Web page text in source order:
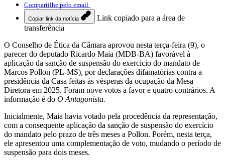
Compartilhe pelo email
Copiar link da notícia
Link copiado para a área de
transferência
O Conselho de Ética da Câmara aprovou nesta terça-feira (9), o
parecer do deputado Ricardo Maia (MDB-BA) favorável à
aplicação da sanção de suspensão do exercício do mandato de
Marcos Pollon (PL-MS), por declarações difamatórias contra a
presidência da Casa feitas às vésperas da ocupação da Mesa
Diretora em 2025. Foram nove votos a favor e quatro contrários. A
informação é do O Antagonista.
Inicialmente, Maia havia votado pela procedência da representação,
com a consequente aplicação da sanção de suspensão do exercício
do mandato pelo prazo de três meses a Pollon. Porém, nesta terça,
ele apresentou uma complementação de voto, mudando o período de
suspensão para dois meses.